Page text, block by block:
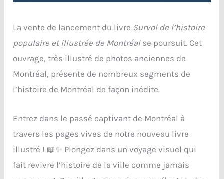
La vente de lancement du livre Survol de l’histoire
populaire et illustrée de Montréal se poursuit. Cet
ouvrage, très illustré de photos anciennes de
Montréal, présente de nombreux segments de
l’histoire de Montréal de façon inédite.
Entrez dans le passé captivant de Montréal à
travers les pages vives de notre nouveau livre
illustré ! 📖✨ Plongez dans un voyage visuel qui
fait revivre l’histoire de la ville comme jamais